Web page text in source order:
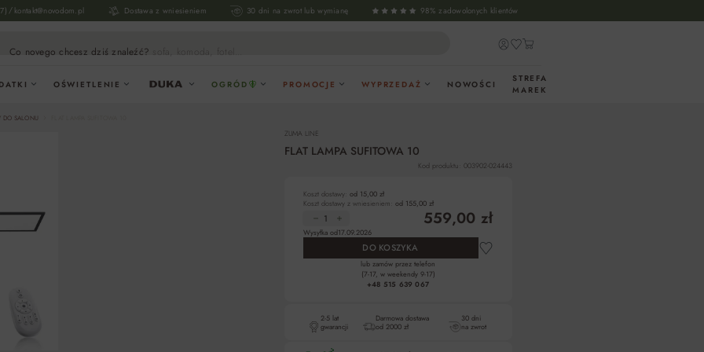
/ kontakt@novodom.pl Dostawa z wniesieniem 30 dni na zwrot lub wymianę 98% zadowolonych klientów
Co novego chcesz dziś znaleźć? sofa, komoda, fotel...
OŚWIETLENIE OGRÓD PROMOCJE WYPRZEDAŻ NOWOŚCI
STREFA
MAREK
DO SALONU
ZUMA LINE
FLAT LAMPA SUFITOWA 10
Kod produktu: 003902-024443
Koszt dostawy: od 15,00 zł
Koszt dostawy z wniesieniem: od 155,00 zł
559,00 zł
Wysyłka od17.09.2026
DO KOSZYKA
lub zamów przez telefon
(7-17, w weekendy 9-17)
+48 515 639 067
2-5 lat
gwarancji
Darmowa dostawa
od 2000 zł
30 dni
na zwrot